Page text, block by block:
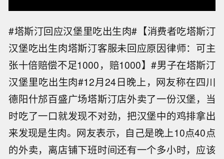
#塔斯汀回应汉堡里吃出生肉#【消费者吃塔斯汀
汉堡吃出生肉塔斯汀客服未回应原因律师：可主
张十倍赔偿不足1000，赔1000】#男子在塔斯汀
汉堡里吃出生肉#12月24日晚上，网友称在四川
德阳什邡百盛广场塔斯汀店外卖了一份汉堡，当
时吃了一口就发现不对劲，把汉堡中的鸡排拿出
来发现是生肉。网友表示，自己是晚上10点40点
的外卖，离店铺下班时间还有一个多小时，应该